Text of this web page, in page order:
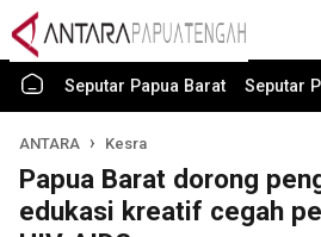
Seputar Papua Barat Seputar
ANTARA Kesra
Papua Barat dorong
edukasi kreatif cegah